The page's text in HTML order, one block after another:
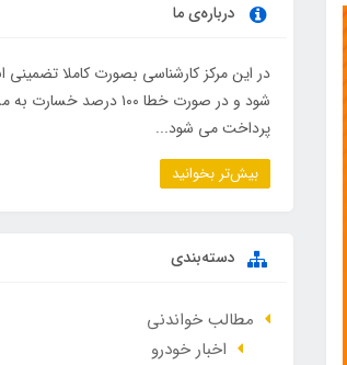
درباره‌ی ما
در این مرکز کارشناسی بصورت کاملا تضمینی
شود و در صورت خطا ۱۰۰ درصد
پرداخت می شود...
بیش‌تر بخوانید
دسته‌بندی
مطالب خواندنی
اخبار خودرو